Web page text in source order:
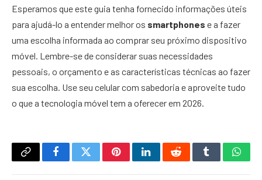
Esperamos que este guia tenha fornecido informações úteis
para ajudá-lo a entender melhor os smartphones e a fazer
uma escolha informada ao comprar seu próximo dispositivo
móvel. Lembre-se de considerar suas necessidades
pessoais, o orçamento e as características técnicas ao fazer
sua escolha. Use seu celular com sabedoria e aproveite tudo
o que a tecnologia móvel tem a oferecer em 2026.
Copy
FacebookTwitterPinterestLinkedInRedditTumblr